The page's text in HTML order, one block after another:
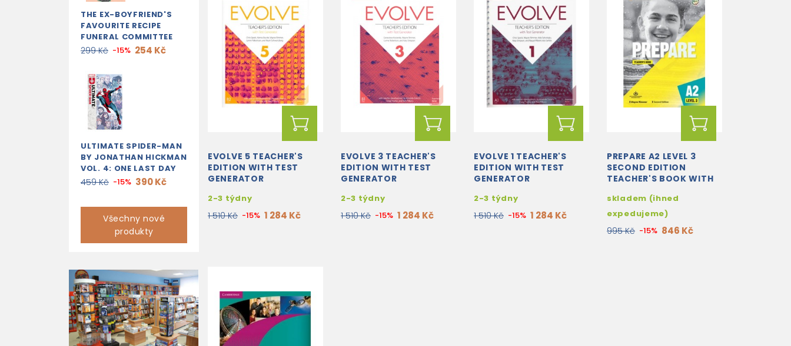
THE EX-BOYFRIEND'S
FAVOURITE RECIPE
FUNERAL COMMITTEE
299 Kč -15% 254 Kč
ULTIMATE SPIDER-MAN
BY JONATHAN HICKMAN
VOL. 4: ONE LAST DAY
459 Kč -15% 390 Kč
Všechny nové
produkty
EVOLVE 5 TEACHER'S
EDITION WITH TEST
GENERATOR
2-3 týdny
1 510 Kč -15% 1 284 Kč
EVOLVE 3 TEACHER'S
EDITION WITH TEST
GENERATOR
2-3 týdny
1 510 Kč -15% 1 284 Kč
EVOLVE 1 TEACHER'S
EDITION WITH TEST
GENERATOR
2-3 týdny
1 510 Kč -15% 1 284 Kč
PREPARE A2 LEVEL 3
SECOND EDITION
TEACHER'S BOOK WITH
RESOURCE PACK
skladem (ihned
expedujeme)
995 Kč -15% 846 Kč